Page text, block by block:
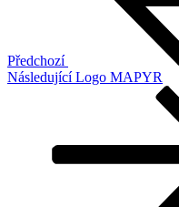
Předchozí
Následující
Následující Logo MAPYR